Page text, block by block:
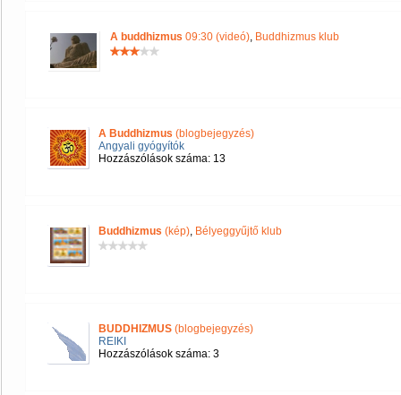
A buddhizmus 09:30 (videó), Buddhizmus klub
A Buddhizmus (blogbejegyzés)
Angyali gyógyítók
Hozzászólások száma: 13
Buddhizmus (kép), Bélyeggyűjtő klub
BUDDHIZMUS (blogbejegyzés)
REIKI
Hozzászólások száma: 3